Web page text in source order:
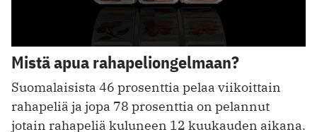
Mistä apua rahapeliongelmaan?
Suomalaisista 46 prosenttia pelaa viikoittain
rahapeliä ja jopa 78 prosenttia on pelannut
jotain rahapeliä kuluneen 12 kuukauden aikana.